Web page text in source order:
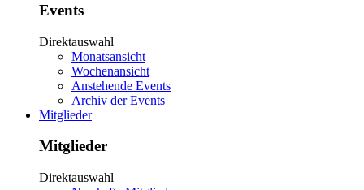
Events
Direktauswahl
Monatsansicht
Wochenansicht
Anstehende Events
Archiv der Events
Mitglieder
Mitglieder
Direktauswahl